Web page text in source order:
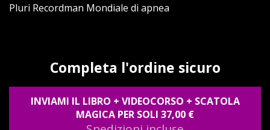
Pluri Recordman Mondiale di apnea
Completa l'ordine sicuro
INVIAMI IL LIBRO + VIDEOCORSO + SCATOLA
MAGICA PER SOLI 37,00 €